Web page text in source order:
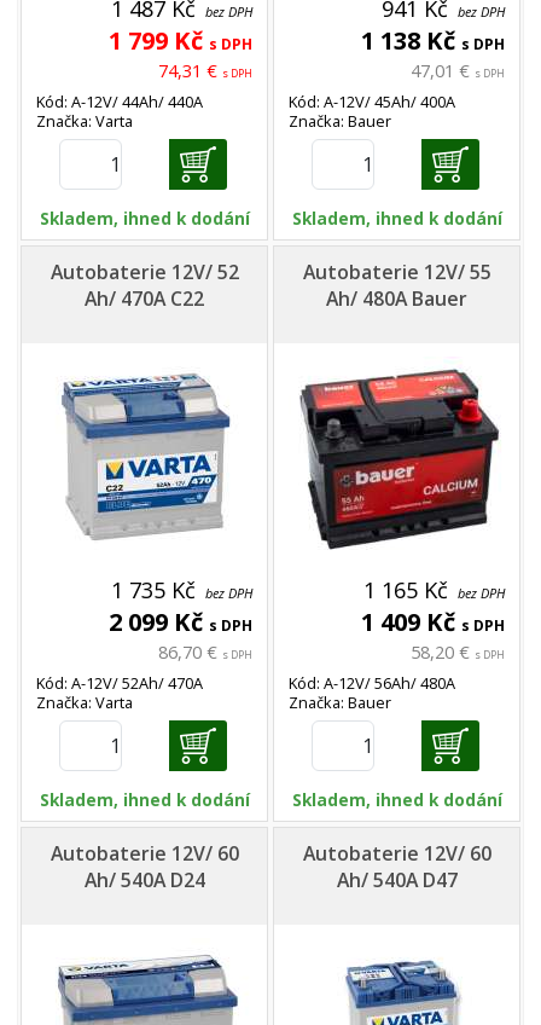
1 487 Kč bez DPH
1 799 Kč s DPH
74,31 € s DPH
Kód: A-12V/ 44Ah/ 440A
Značka: Varta
Skladem, ihned k dodání
941 Kč bez DPH
1 138 Kč s DPH
47,01 € s DPH
Kód: A-12V/ 45Ah/ 400A
Značka: Bauer
Skladem, ihned k dodání
Autobaterie 12V/ 52
Ah/ 470A C22
1 735 Kč bez DPH
2 099 Kč s DPH
86,70 € s DPH
Kód: A-12V/ 52Ah/ 470A
Značka: Varta
Skladem, ihned k dodání
Autobaterie 12V/ 55
Ah/ 480A Bauer
1 165 Kč bez DPH
1 409 Kč s DPH
58,20 € s DPH
Kód: A-12V/ 56Ah/ 480A
Značka: Bauer
Skladem, ihned k dodání
Autobaterie 12V/ 60
Ah/ 540A D24
Autobaterie 12V/ 60
Ah/ 540A D47